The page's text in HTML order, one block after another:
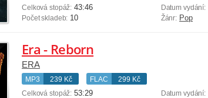
Celková stopáž: 43:46
Počet skladeb: 10
Datum vydání:
Žánr: Pop
Era - Reborn
ERA
MP3 239 Kč FLAC
299 Kč
Celková stopáž: 53:29 Datum vydání: